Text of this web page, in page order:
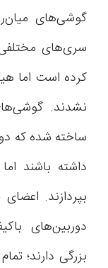
گوشی‌های
سری‌های مختلفی
نشدند.
داشته باشند
دوربین‌های
بزرگی دارند؛